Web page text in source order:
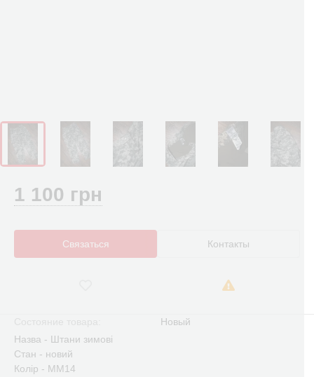
1 100 грн
Связаться Контакты
Новый
Назва - Штани зимові
Стан - новий
Колір - ММ14